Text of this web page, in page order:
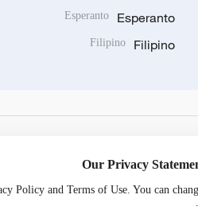
Esperanto
Esperanto
Filipino
Filipino
Our Privacy
Policy and Terms of Use. You can